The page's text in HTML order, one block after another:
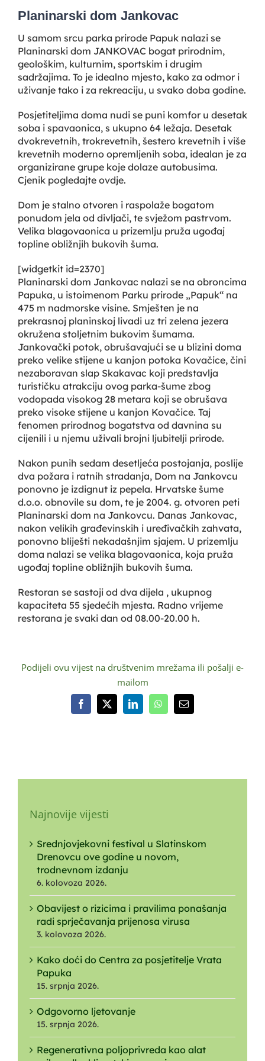
Planinarski dom Jankovac
U samom srcu parka prirode Papuk nalazi se
Planinarski dom JANKOVAC bogat prirodnim,
geološkim, kulturnim, sportskim i drugim
sadržajima. To je idealno mjesto, kako za odmor i
uživanje tako i za rekreaciju, u svako doba godine.
Posjetiteljima doma nudi se puni komfor u desetak
soba i spavaonica, s ukupno 64 ležaja. Desetak
dvokrevetnih, trokrevetnih, šestero krevetnih i više
krevetnih moderno opremljenih soba, idealan je za
organizirane grupe koje dolaze autobusima.
Cjenik pogledajte ovdje.
Dom je stalno otvoren i raspolaže bogatom
ponudom jela od divljači, te svježom pastrvom.
Velika blagovaonica u prizemlju pruža ugođaj
topline obližnjih bukovih šuma.
[widgetkit id=2370]
Planinarski dom Jankovac nalazi se na obroncima
Papuka, u istoimenom Parku prirode „Papuk“ na
475 m nadmorske visine. Smješten je na
prekrasnoj planinskoj livadi uz tri zelena jezera
okružena stoljetnim bukovim šumama.
Jankovački potok, obrušavajući se u blizini doma
preko velike stijene u kanjon potoka Kovačice, čini
nezaboravan slap Skakavac koji predstavlja
turističku atrakciju ovog parka-šume zbog
vodopada visokog 28 metara koji se obrušava
preko visoke stijene u kanjon Kovačice. Taj
fenomen prirodnog bogatstva od davnina su
cijenili i u njemu uživali brojni ljubitelji prirode.
Nakon punih sedam desetljeća postojanja, poslije
dva požara i ratnih stradanja, Dom na Jankovcu
ponovno je izdignut iz pepela. Hrvatske šume
d.o.o. obnovile su dom, te je 2004. g. otvoren peti
Planinarski dom na Jankovcu. Danas Jankovac,
nakon velikih građevinskih i uređivačkih zahvata,
ponovno bliješti nekadašnjim sjajem. U prizemlju
doma nalazi se velika blagovaonica, koja pruža
ugođaj topline obližnjih bukovih šuma.
Restoran se sastoji od dva dijela , ukupnog
kapaciteta 55 sjedećih mjesta. Radno vrijeme
restorana je svaki dan od 08.00-20.00 h.
Podijeli ovu vijest na društvenim mrežama ili pošalji e-
mailom
Facebook
X LinkedInWhatsAppEmail:
Najnovije vijesti
Srednjovjekovni festival u Slatinskom
Drenovcu ove godine u novom,
trodnevnom izdanju
6. kolovoza 2026.
Obavijest o rizicima i pravilima ponašanja
radi sprječavanja prijenosa virusa
3. kolovoza 2026.
Kako doći do Centra za posjetitelje Vrata
Papuka
15. srpnja 2026.
Odgovorno ljetovanje
15. srpnja 2026.
Regenerativna poljoprivreda kao alat